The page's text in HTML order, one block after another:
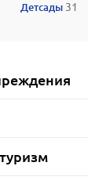
Детсады 31